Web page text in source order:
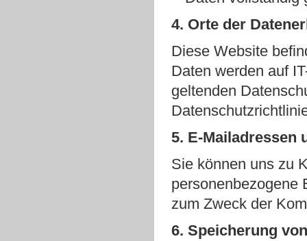
4. Orte der
Diese Website
Daten werden auf
geltenden
5. E-Mailadressen
Sie können uns zu
personenbezogene
zum Zweck der
6. Speicherung